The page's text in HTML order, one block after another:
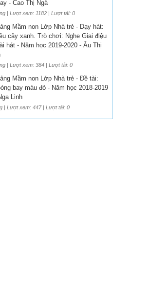
- Cao Thị Ngà
| Lượt xem: 1182 | Lượt tải: 0
Mầm non Lớp Nhà trẻ - Dạy hát:
cây xanh. Trò chơi: Nghe Giai điệu
hát - Năm học 2019-2020 - Âu Thị
| Lượt xem: 384 | Lượt tải: 0
Mầm non Lớp Nhà trẻ - Đề tài:
bay màu đỏ - Năm học 2018-2019
Linh
| Lượt xem: 447 | Lượt tải: 0